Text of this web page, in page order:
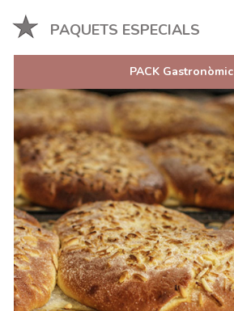
PAQUETS ESPECIALS
PACK Gastronòmic